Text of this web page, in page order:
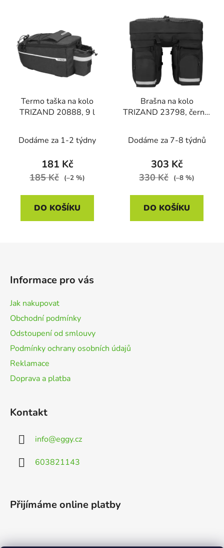
Termo taška na kolo
TRIZAND 20888, 9 l
Dodáme za 1-2 týdny
181 Kč
185 Kč (–2 %)
DO KOŠÍKU
Brašna na kolo
TRIZAND 23798, černá,
Dodáme za 7-8 týdnů
303 Kč
330 Kč (–8 %)
DO KOŠÍKU
Informace pro vás
Jak nakupovat
Obchodní podmínky
Odstoupení od smlouvy
Podmínky ochrany osobních údajů
Reklamace
Doprava a platba
Kontakt
info@eggy.cz
603821143
Přijímáme online platby